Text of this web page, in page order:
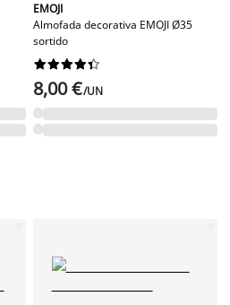
EMOJI
Almofada decorativa EMOJI Ø35
sortido






8,00 €/UN